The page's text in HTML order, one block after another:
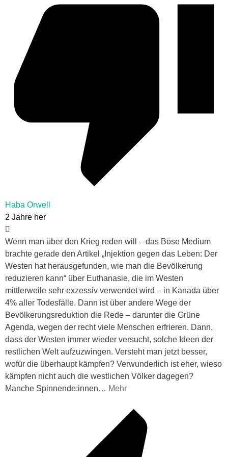
Haba Orwell
2 Jahre her
Wenn man über den Krieg reden will – das Böse Medium
brachte gerade den Artikel „Injektion gegen das Leben: Der
Westen hat herausgefunden, wie man die Bevölkerung
reduzieren kann“ über Euthanasie, die im Westen
mittlerweile sehr exzessiv verwendet wird – in Kanada über
4% aller Todesfälle. Dann ist über andere Wege der
Bevölkerungsreduktion die Rede – darunter die Grüne
Agenda, wegen der recht viele Menschen erfrieren. Dann,
dass der Westen immer wieder versucht, solche Ideen der
restlichen Welt aufzuzwingen. Versteht man jetzt besser,
wofür die überhaupt kämpfen? Verwunderlich ist eher, wieso
kämpfen nicht auch die westlichen Völker dagegen?
Manche Spinnende:innen… Mehr